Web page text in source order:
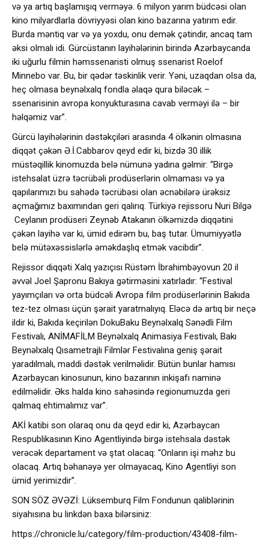
və ya artıq başlamışıq verməyə. 6 milyon yarım büdcəsi olan
kino milyardlarla dövriyyəsi olan kino bazarına yatırım edir.
Burda məntiq var və ya yoxdu, onu demək çətindir, ancaq tam
əksi olmalı idi. Gürcüstanın layihələrinin birində Azərbaycanda
iki uğurlu filmin həmssenaristi olmuş ssenarist Roelof
Minnebo var. Bu, bir qədər təskinlik verir. Yəni, uzaqdan olsa da,
heç olmasa beynəlxalq fondla əlaqə qura biləcək –
ssenarisinin avropa konyukturasına cavab verməyi ilə – bir
həlqəmiz var”.
Gürcü layihələrinin dəstəkçiləri arasında 4 ölkənin olmasına
diqqət çəkən Ə.İ.Cabbarov qeyd edir ki, bizdə 30 illik
müstəqillik kinomuzda belə nümunə yadına gəlmir: “Birgə
istehsalat üzrə təcrübəli prodüserlərin olmaması və ya
qapılarımızı bu sahədə təcrübəsi olan əcnəbilərə ürəksiz
açmağımız baxımından geri qalırıq. Türkiyə rejissoru Nuri Bilgə
Ceylanın prodüseri Zeynəb Atakanın ölkəmizdə diqqətini
çəkən layihə var ki, ümid edirəm bu, baş tutar. Ümumiyyətlə
belə mütəxəssislərlə əməkdaşlıq etmək vacibdir”.
Rejissor diqqəti Xalq yazıçısı Rüstəm İbrahimbəyovun 20 il
əvvəl Joel Şapronu Bakıya gətirməsini xatırladır: “Festival
yayımçıları və orta büdcəli Avropa film prodüserlərinin Bakıda
tez-tez olması üçün şərait yaratmalıyıq. Eləcə də artıq bir neçə
ildir ki, Bakıda keçirilən DokuBaku Beynəlxalq Sənədli Film
Festivalı, ANİMAFİLM Beynəlxalq Animasiya Festivalı, Bakı
Beynəlxalq Qısametrajlı Filmlər Festivalına geniş şərait
yaradılmalı, maddi dəstək verilməlidir. Bütün bunlar hamısı
Azərbaycan kinosunun, kino bazarının inkişafı naminə
edilməlidir. Əks halda kino sahəsində regionumuzda geri
qalmaq ehtimalımız var”.
AKİ katibi son olaraq onu da qeyd edir ki, Azərbaycan
Respublikasının Kino Agentliyində birgə istehsala dəstək
verəcək departament və ştat olacaq: “Onların işi məhz bu
olacaq. Artıq bəhanəyə yer olmayacaq, Kino Agentliyi son
ümid yerimizdir”.
SON SÖZ ƏVƏZİ: Lüksemburq Film Fondunun qaliblərinin
siyahısına bu linkdən baxa bilərsiniz:
https://chronicle.lu/category/film-production/43408-film-